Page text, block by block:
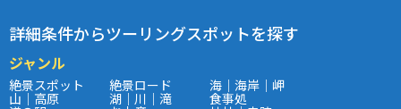
詳細条件からツーリングスポットを探す
ジャンル
絶景スポット 絶景ロード 海｜海岸｜岬
山｜高原 湖｜川｜滝 食事処